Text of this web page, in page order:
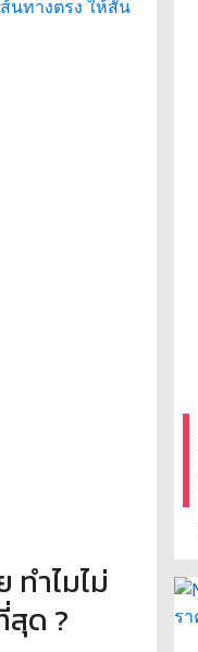
ทำไมไม่
สุด ?